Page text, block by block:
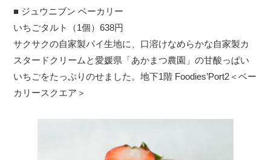
■ ジュウニブン ベーカリー
いちごタルト（1個）638円
サクサクの自家製パイ生地に、口溶けなめらかな自家製カ
スタードクリームと愛媛県「あかまつ農園」の甘酸っぱい
いちごをたっぷりのせました。地下1階 Foodies’Port2＜ベー
カリースクエア＞